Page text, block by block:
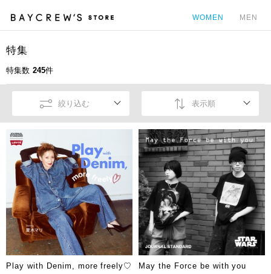
WOMEN MEN
特集
特集数 245件
絞り込む 表示順
Play with Denim, more freely♡
May the Force be with you